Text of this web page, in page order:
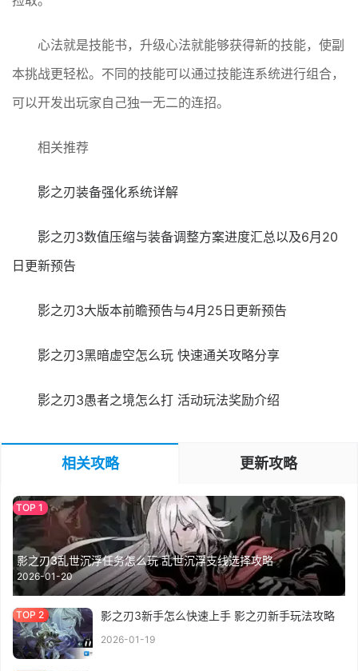
心法就是技能书，升级心法就能够获得新的技能，使副
本挑战更轻松。不同的技能可以通过技能连系统进行组合，
可以开发出玩家自己独一无二的连招。
相关推荐
影之刃装备强化系统详解
影之刃3数值压缩与装备调整方案进度汇总以及6月20
日更新预告
影之刃3大版本前瞻预告与4月25日更新预告
影之刃3黑暗虚空怎么玩 快速通关攻略分享
影之刃3愚者之境怎么打 活动玩法奖励介绍
相关攻略 更新攻略
影之刃3乱世沉浮任务怎么玩 乱世沉浮支线选择攻略
2026-01-20
影之刃3新手怎么快速上手 影之刃新手玩法攻略
2026-01-19